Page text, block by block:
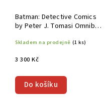
Batman: Detective Comics
by Peter J. Tomasi Omnibus
Skladem na prodejně (1 ks)
3 300 Kč
Do košíku